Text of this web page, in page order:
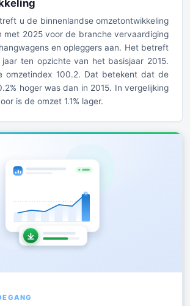
u de binnenlandse omzetontwikkeling
met 2025 voor de branche vervaardiging
en opleggers aan. Het betreft
ten opzichte van het basisjaar 2015.
omzetindex 100.2. Dat betekent dat de
hoger was dan in 2015. In vergelijking
is de omzet 1.1% lager.